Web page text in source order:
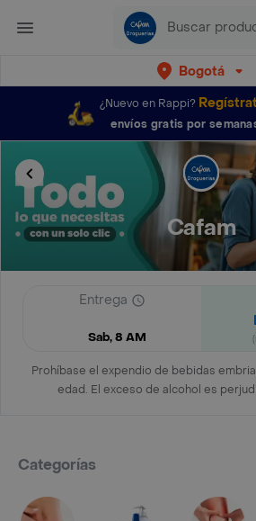
Bogotá
¿Nuevo en Rappi?
envíos gratis por
Cafam
Entrega
Sab, 8 AM
Prohíbase el expendio de bebidas
edad. El exceso de alcohol es
Categorías